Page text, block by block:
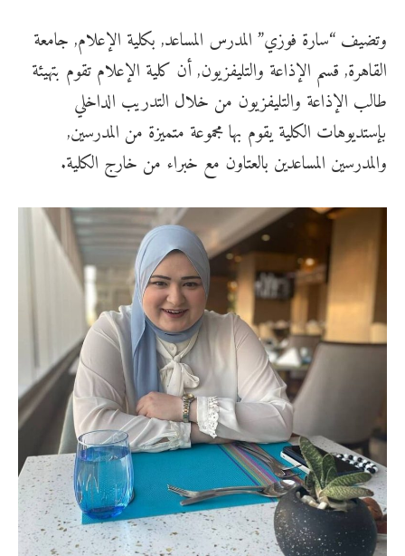
وتضيف “سارة فوزي” المدرس المساعد, بكلية الإعلام, جامعة
القاهرة, قسم الإذاعة والتليفزيون, أن كلية الإعلام تقوم بتهيئة
طالب الإذاعة والتليفزيون من خلال التدريب الداخلي
بإستديوهات الكلية يقوم بها مجموعة متميزة من المدرسين,
والمدرسين المساعدين بالعتاون مع خبراء من خارج الكلية.